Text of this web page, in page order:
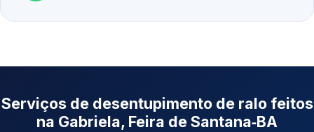
Serviços de desentupimento de ralo feitos
na Gabriela, Feira de Santana‑BA